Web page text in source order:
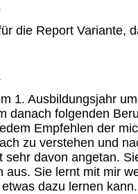
die Report Variante,
1. Ausbildungsjahr
danach folgenden
Empfehlen der
zu verstehen und
sehr davon angetan.
aus. Sie lernt mit mir
dazu lernen kann.